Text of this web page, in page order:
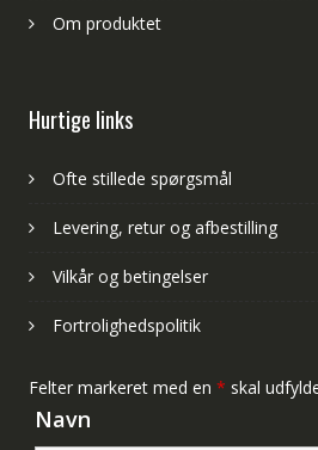
Om produktet
Hurtige links
Ofte stillede spørgsmål
Levering, retur og afbestilling
Vilkår og betingelser
Fortrolighedspolitik
Felter markeret med en * skal
Navn